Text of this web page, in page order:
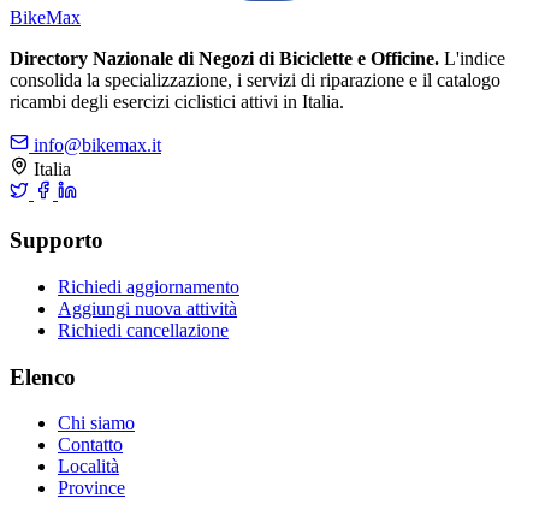
BikeMax
Directory Nazionale di Negozi di Biciclette e Officine. L'indice
consolida la specializzazione, i servizi di riparazione e il catalogo
ricambi degli esercizi ciclistici attivi in Italia.
info@bikemax.it
Italia
Supporto
Richiedi aggiornamento
Aggiungi nuova attività
Richiedi cancellazione
Elenco
Chi siamo
Contatto
Località
Province